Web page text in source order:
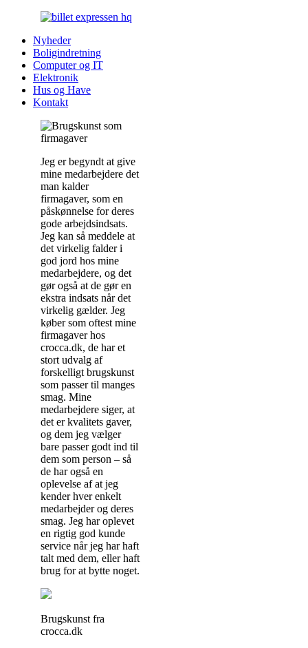
Nyheder
Boligindretning
Computer og IT
Elektronik
Hus og Have
Kontakt
Jeg er begyndt at give
mine medarbejdere det
man kalder
firmagaver, som en
påskønnelse for deres
gode arbejdsindsats.
Jeg kan så meddele at
det virkelig falder i
god jord hos mine
medarbejdere, og det
gør også at de gør en
ekstra indsats når det
virkelig gælder. Jeg
køber som oftest mine
firmagaver hos
crocca.dk, de har et
stort udvalg af
forskelligt brugskunst
som passer til manges
smag. Mine
medarbejdere siger, at
det er kvalitets gaver,
og dem jeg vælger
bare passer godt ind til
dem som person – så
de har også en
oplevelse af at jeg
kender hver enkelt
medarbejder og deres
smag. Jeg har oplevet
en rigtig god kunde
service når jeg har haft
talt med dem, eller haft
brug for at bytte noget.
Brugskunst fra
crocca.dk